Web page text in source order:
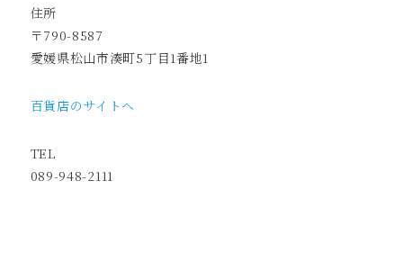
住所
〒790-8587
愛媛県松山市湊町5丁目1番地1
百貨店のサイトへ
TEL
089-948-2111